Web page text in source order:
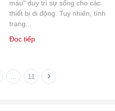
máu" duy trì sự sống cho các
thiết bị di động. Tuy nhiên, tình
trạng...
Đọc tiếp
11